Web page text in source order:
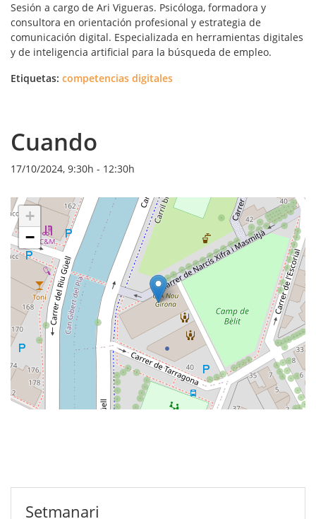
Sesión a cargo de Ari Vigueras. Psicóloga, formadora y
consultora en orientación profesional y estrategia de
comunicación digital. Especializada en herramientas digitales
y de inteligencia artificial para la búsqueda de empleo.
Etiquetas: competencias digitales
Cuando
17/10/2024, 9:30h - 12:30h
+
−
Setmanari